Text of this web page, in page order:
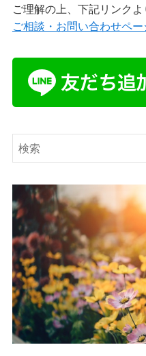
ご理解の上、下記リンクよ
ご相談・お問い合わせペー